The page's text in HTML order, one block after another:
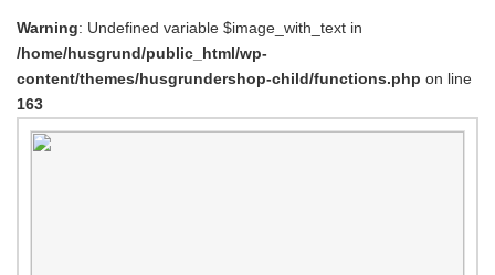
Warning: Undefined variable $image_with_text in
/home/husgrund/public_html/wp-
content/themes/husgrundershop-child/functions.php on line
163